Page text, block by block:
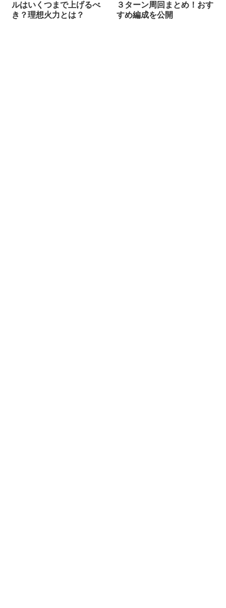
ルはいくつまで上げるべ
き？理想火力とは？
３ターン周回まとめ！おす
すめ編成を公開